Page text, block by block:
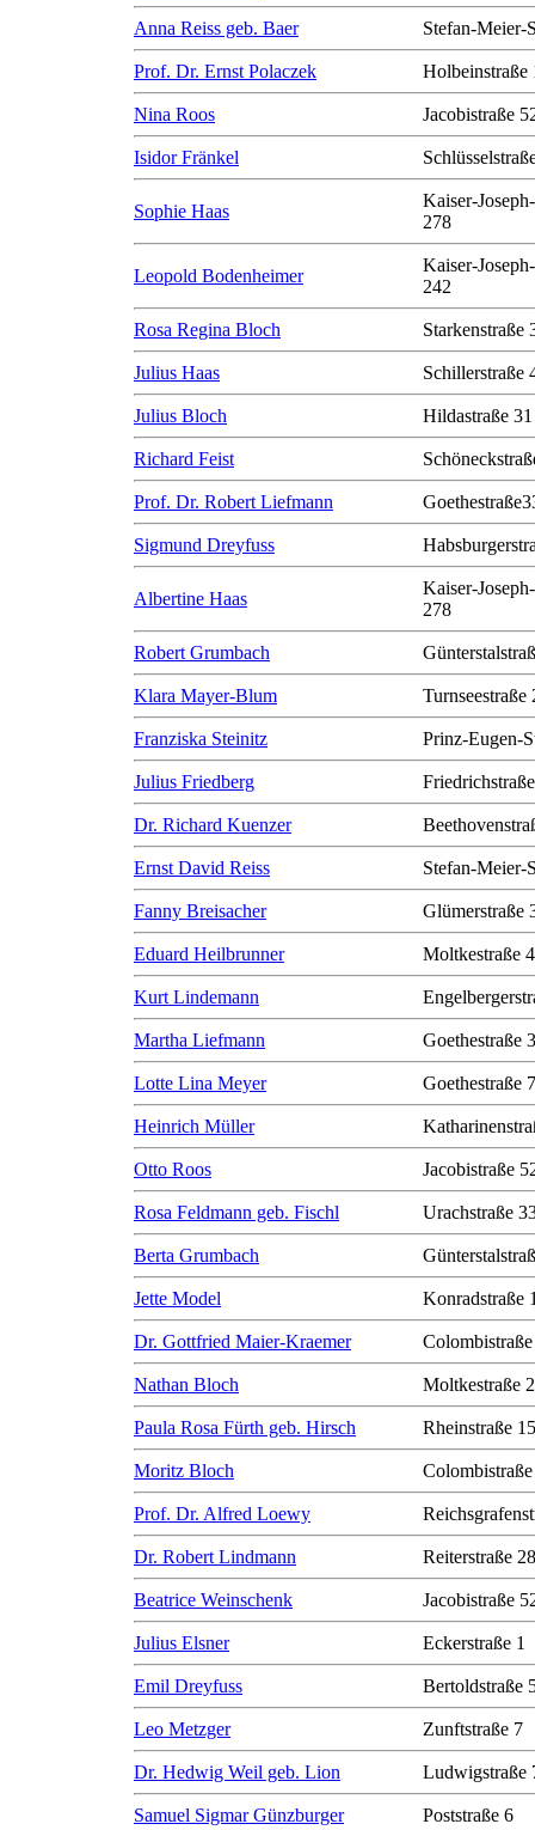
Anna Reiss geb. Baer Stefan-Meier-
Prof. Dr. Ernst Polaczek Holbeinstraße
Nina Roos Jacobistraße
Isidor Fränkel
Sophie Haas
Kaiser-
278
Leopold Bodenheimer
Kaiser-
242
Rosa Regina Bloch Starkenstraße
Julius Haas Schillerstraße
Julius Bloch Hildastraße 31
Richard Feist
Prof. Dr. Robert Liefmann
Sigmund Dreyfuss
Albertine Haas
Kaiser-
278
Robert Grumbach
Klara Mayer-Blum Turnseestraße
Franziska Steinitz Prinz-Eugen-
Julius Friedberg
Dr. Richard Kuenzer
Ernst David Reiss Stefan-Meier-
Fanny Breisacher Glümerstraße
Eduard Heilbrunner Moltkestraße
Kurt Lindemann
Martha Liefmann Goethestraße
Lotte Lina Meyer Goethestraße
Heinrich Müller
Otto Roos Jacobistraße
Rosa Feldmann geb. Fischl Urachstraße
Berta Grumbach
Jette Model Konradstraße
Dr. Gottfried Maier-Kraemer
Nathan Bloch Moltkestraße
Paula Rosa Fürth geb. Hirsch Rheinstraße 15
Moritz Bloch
Prof. Dr. Alfred Loewy
Dr. Robert Lindmann Reiterstraße 28
Beatrice Weinschenk Jacobistraße
Julius Elsner Eckerstraße 1
Emil Dreyfuss Bertoldstraße
Leo Metzger Zunftstraße 7
Dr. Hedwig Weil geb. Lion Ludwigstraße
Samuel Sigmar Günzburger Poststraße 6